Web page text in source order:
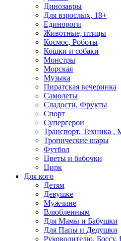
Динозавры
Для взрослых, 18+
Единороги
Животные, птицы
Космос, Роботы
Кошки и собаки
Монстры
Морская
Музыка
Пиратская вечеринка
Самолеты
Сладости, Фрукты
Спорт
Супергерои
Транспорт, Техника
Тропические шары
Футбол
Цветы и бабочки
Цирк
Для кого
Детям
Девушке
Мужчине
Влюбленным
Для Мамы и Бабушки
Для Папы и Дедушки
Руководителю, Боссу,